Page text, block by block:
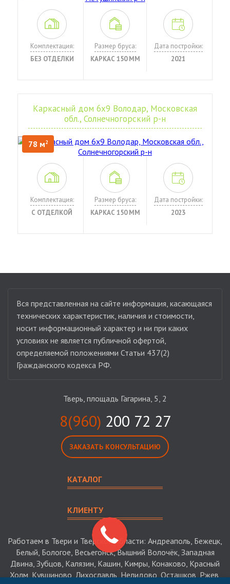
Комплектация:
БЕЗ ОТДЕЛКИ
Размер бруса:
КАРКАС 150 ММ
Дата постройки:
2021
Каркасный дом 6х9 Володар, Московская
обл., Солнечногорский р-н
78 м2
Комплектация:
С ОТДЕЛКОЙ
Размер бруса:
КАРКАС 150 ММ
Дата постройки:
2023
Вся представленная на сайте информация, касающаяся
технических характеристик, наличия и стоимости,
носит информационный характер и ни при каких
условиях не является публичной офертой,
определяемой положениями Статьи 437(2)
Гражданского кодекса РФ.
Тверь, площадь Гагарина, 5, 2
8(960) 200 72 27
ЗАКАЗАТЬ КОНСУЛЬТАЦИЮ
КАТАЛОГ
КЛИЕНТУ
Работаем в Твери и Тверской области: Андреаполь, Бежецк,
Белый, Бологое, Весьегонск, Вышний Волочёк, Западная
Двина, Зубцов, Калязин, Кашин, Кимры, Конаково, Красный
Холм, Кувшиново, Лихославль, Нелидово, Осташков, Ржев,